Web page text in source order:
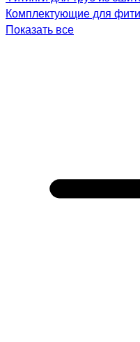
Комплектующие для
Показать все